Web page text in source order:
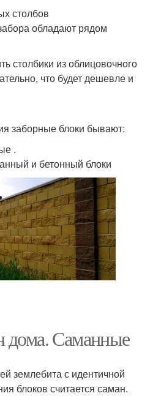
столбов
обладают рядом
столбики из облицовочного
что будет дешевле и
заборные блоки бывают:
.
и бетонный блоки
дома. Саманные
землебита с идентичной
блоков считается саман.